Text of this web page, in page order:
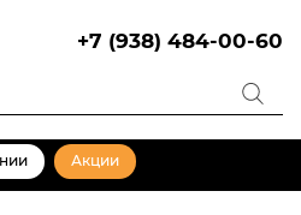
+7 (938) 484-00-60
Акции